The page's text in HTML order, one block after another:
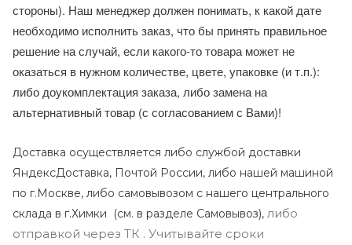
стороны). Наш менеджер должен понимать, к какой дате
необходимо исполнить заказ, что бы принять правильное
решение на случай, если какого-то товара может не
оказаться в нужном количестве, цвете, упаковке (и т.п.):
либо доукомплектация заказа, либо замена на
альтернативный товар (с согласованием с Вами)!
Доставка осуществляется либо службой доставки
ЯндексДоставка, Почтой России, либо нашей машиной
по г.Москве, либо самовывозом с нашего центрального
склада в г.Химки (см. в разделе Самовывоз), либо
отправкой через ТК . Учитывайте сроки